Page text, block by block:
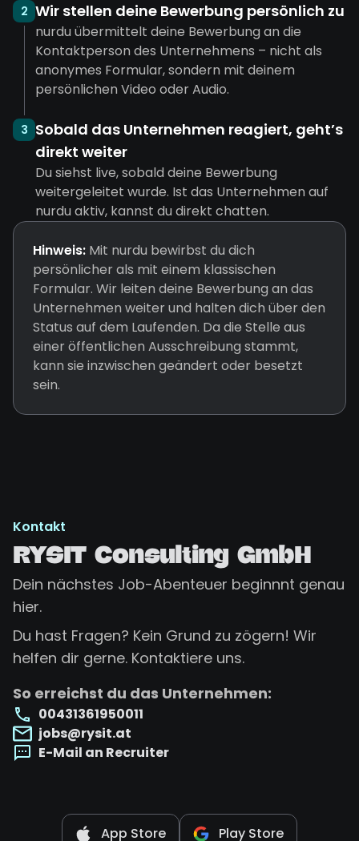
2 Wir stellen deine Bewerbung persönlich zu
nurdu übermittelt deine Bewerbung an die
Kontaktperson des Unternehmens – nicht als
anonymes Formular, sondern mit deinem
persönlichen Video oder Audio.
3 Sobald das Unternehmen reagiert, geht’s
direkt weiter
Du siehst live, sobald deine Bewerbung
weitergeleitet wurde. Ist das Unternehmen auf
nurdu aktiv, kannst du direkt chatten.
Hinweis: Mit nurdu bewirbst du dich
persönlicher als mit einem klassischen
Formular. Wir leiten deine Bewerbung an das
Unternehmen weiter und halten dich über den
Status auf dem Laufenden. Da die Stelle aus
einer öffentlichen Ausschreibung stammt,
kann sie inzwischen geändert oder besetzt
sein.
Kontakt
RYSIT Consulting GmbH
Dein nächstes Job-Abenteuer beginnnt genau
hier.
Du hast Fragen? Kein Grund zu zögern! Wir
helfen dir gerne. Kontaktiere uns.
So erreichst du das Unternehmen:
00431361950011
jobs@rysit.at
E-Mail an Recruiter
App Store Play Store